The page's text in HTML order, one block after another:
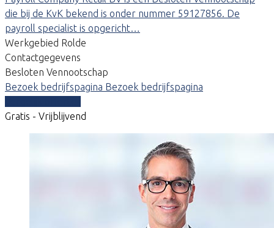
die bij de KvK bekend is onder nummer 59127856. De
payroll specialist is opgericht…
Werkgebied Rolde
Contactgegevens
Besloten Vennootschap
Bezoek bedrijfspagina Bezoek bedrijfspagina
Gratis - Vrijblijvend